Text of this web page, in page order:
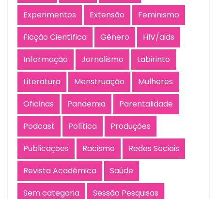
Experimentos
Extensão
Feminismo
Ficção Científica
Gênero
HIV/aids
Informação
Jornalismo
Labirinto
Literatura
Menstruação
Mulheres
Oficinas
Pandemia
Parentalidade
Podcast
Política
Produções
Publicações
Racismo
Redes Sociais
Revista Acadêmica
Saúde
Sem categoria
Sessão Pesquisas